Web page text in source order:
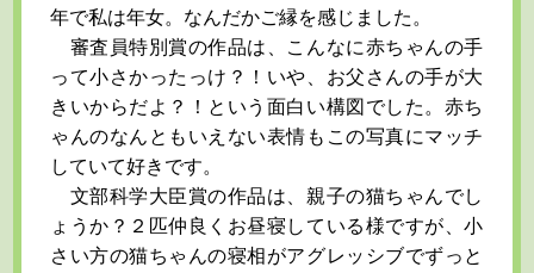
年で私は年女。なんだかご縁を感じました。
審査員特別賞の作品は、こんなに赤ちゃんの手
って小さかったっけ？！いや、お父さんの手が大
きいからだよ？！という面白い構図でした。赤ち
ゃんのなんともいえない表情もこの写真にマッチ
していて好きです。
文部科学大臣賞の作品は、親子の猫ちゃんでし
ょうか？２匹仲良くお昼寝している様ですが、小
さい方の猫ちゃんの寝相がアグレッシブでずっと